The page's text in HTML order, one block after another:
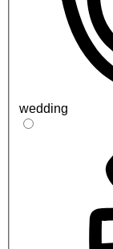
wedding